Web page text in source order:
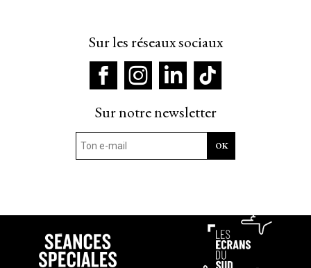
Sur les réseaux sociaux
Sur notre newsletter